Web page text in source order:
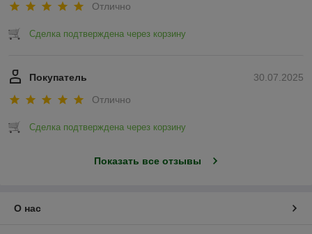
Отлично
Сделка подтверждена через корзину
30.07.2025
Покупатель
Отлично
Сделка подтверждена через корзину
Показать все отзывы
О нас